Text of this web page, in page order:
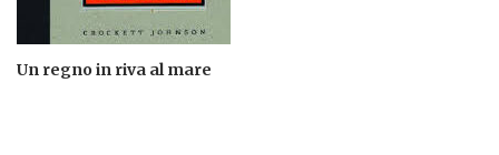
Un regno in riva al mare